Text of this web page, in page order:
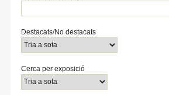
Destacats/No destacats
Cerca per exposició